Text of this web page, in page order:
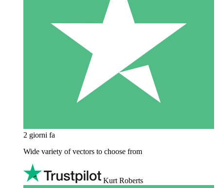
2 giorni fa
Wide variety of vectors to choose from
Kurt Roberts